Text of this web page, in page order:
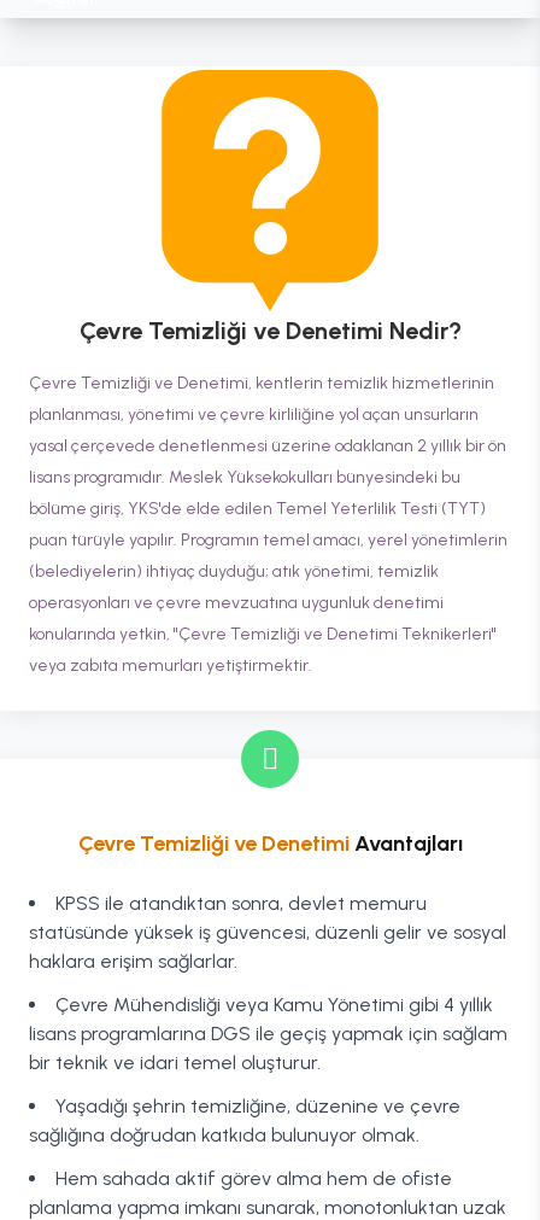
Çevre Temizliği ve Denetimi Nedir?
Çevre Temizliği ve Denetimi, kentlerin temizlik hizmetlerinin
planlanması, yönetimi ve çevre kirliliğine yol açan unsurların
yasal çerçevede denetlenmesi üzerine odaklanan 2 yıllık bir ön
lisans programıdır. Meslek Yüksekokulları bünyesindeki bu
bölüme giriş, YKS'de elde edilen Temel Yeterlilik Testi (TYT)
puan türüyle yapılır. Programın temel amacı, yerel yönetimlerin
(belediyelerin) ihtiyaç duyduğu; atık yönetimi, temizlik
operasyonları ve çevre mevzuatına uygunluk denetimi
konularında yetkin, "Çevre Temizliği ve Denetimi Teknikerleri"
veya zabıta memurları yetiştirmektir.
Çevre Temizliği ve DenetimiAvantajları
KPSS ile atandıktan sonra, devlet memuru
statüsünde yüksek iş güvencesi, düzenli gelir ve sosyal
haklara erişim sağlarlar.
Çevre Mühendisliği veya Kamu Yönetimi gibi 4 yıllık
lisans programlarına DGS ile geçiş yapmak için sağlam
bir teknik ve idari temel oluşturur.
Yaşadığı şehrin temizliğine, düzenine ve çevre
sağlığına doğrudan katkıda bulunuyor olmak.
Hem sahada aktif görev alma hem de ofiste
planlama yapma imkanı sunarak, monotonluktan uzak